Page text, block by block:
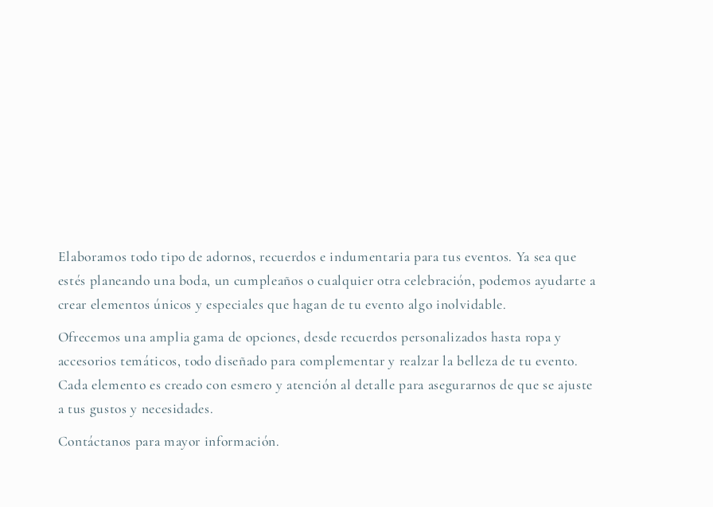
Elaboramos todo tipo de adornos, recuerdos e indumentaria para tus eventos. Ya sea que
estés planeando una boda, un cumpleaños o cualquier otra celebración, podemos ayudarte a
crear elementos únicos y especiales que hagan de tu evento algo inolvidable.
Ofrecemos una amplia gama de opciones, desde recuerdos personalizados hasta ropa y
accesorios temáticos, todo diseñado para complementar y realzar la belleza de tu evento.
Cada elemento es creado con esmero y atención al detalle para asegurarnos de que se ajuste
a tus gustos y necesidades.
Contáctanos para mayor información.